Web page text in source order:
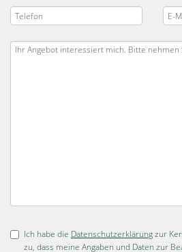
Ich habe die Datenschutzerklärungzur
zu, dass meine Angaben und Daten zur